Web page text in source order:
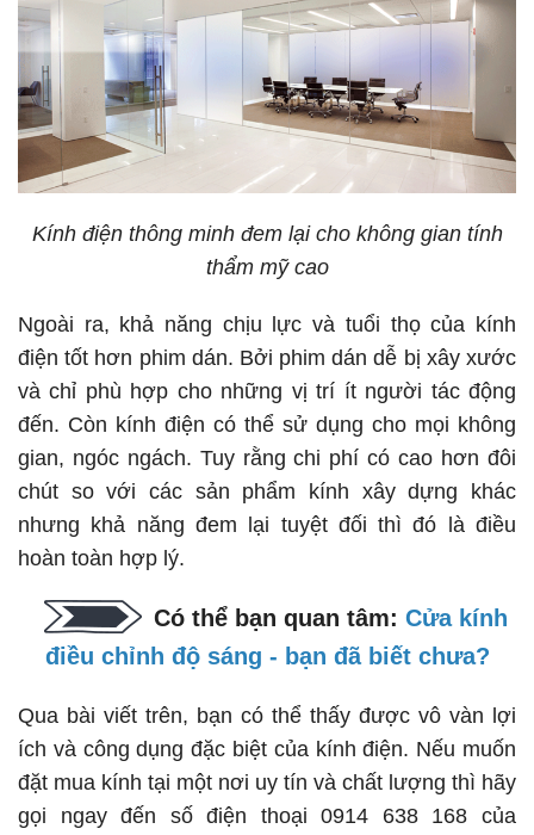
Kính điện thông minh đem lại cho không gian tính
thẩm mỹ cao
Ngoài ra, khả năng chịu lực và tuổi thọ của kính
điện tốt hơn phim dán. Bởi phim dán dễ bị xây xước
và chỉ phù hợp cho những vị trí ít người tác động
đến. Còn kính điện có thể sử dụng cho mọi không
gian, ngóc ngách. Tuy rằng chi phí có cao hơn đôi
chút so với các sản phẩm kính xây dựng khác
nhưng khả năng đem lại tuyệt đối thì đó là điều
hoàn toàn hợp lý.
Có thể bạn quan tâm: Cửa kính
điều chỉnh độ sáng - bạn đã biết chưa?
Qua bài viết trên, bạn có thể thấy được vô vàn lợi
ích và công dụng đặc biệt của kính điện. Nếu muốn
đặt mua kính tại một nơi uy tín và chất lượng thì hãy
gọi ngay đến số điện thoại 0914 638 168 của